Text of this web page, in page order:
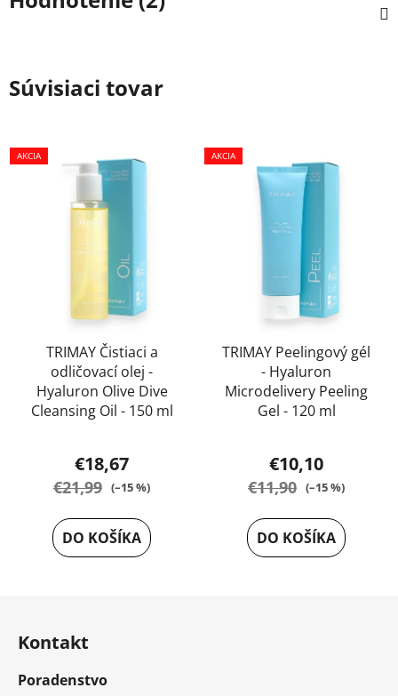
Súvisiaci tovar
AKCIA
TRIMAY Čistiaci a
odličovací olej -
Hyaluron Olive Dive
Cleansing Oil - 150 ml
€18,67
€21,99 (–15 %)
DO KOŠÍKA
AKCIA
TRIMAY Peelingový gél
- Hyaluron
Microdelivery Peeling
Gel - 120 ml
hodnotenie
produktu
je
5,0
€10,10
€11,90 (–15 %)
DO KOŠÍKA
Kontakt
Poradenstvo